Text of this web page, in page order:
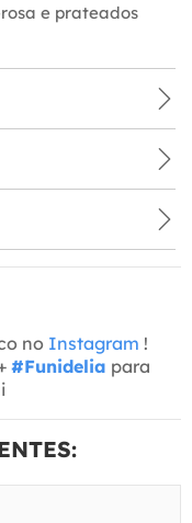
e prateados
no Instagram !
#Funidelia para